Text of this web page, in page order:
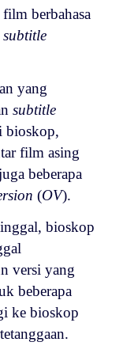
berbahasa
subtitle
yang
subtitle
bioskop,
film asing
beberapa
(OV).
bioskop
versi yang
beberapa
ke bioskop